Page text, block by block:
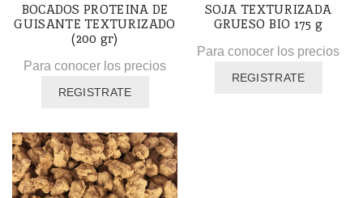
BOCADOS PROTEINA DE
GUISANTE TEXTURIZADO
(200 gr)
Para conocer los precios
REGISTRATE
SOJA TEXTURIZADA
GRUESO BIO 175 g
Para conocer los precios
REGISTRATE